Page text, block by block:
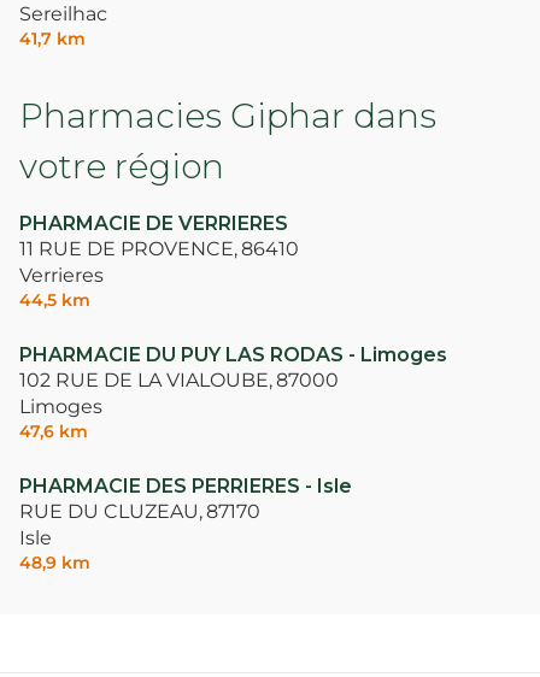
Sereilhac
41,7 km
Pharmacies Giphar dans
votre région
PHARMACIE DE VERRIERES
11 RUE DE PROVENCE,86410
Verrieres
44,5 km
PHARMACIE DU PUY LAS RODAS - Limoges
102 RUE DE LA VIALOUBE,87000
Limoges
47,6 km
PHARMACIE DES PERRIERES - Isle
RUE DU CLUZEAU,87170
Isle
48,9 km